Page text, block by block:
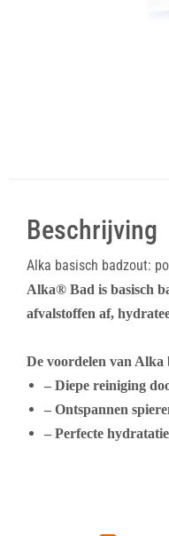
Beschrijving
Alka basisch badzout:
Alka® Bad is basisch
afvalstoffen af,
De voordelen van Alka
– Diepe reiniging
– Ontspannen
– Perfecte